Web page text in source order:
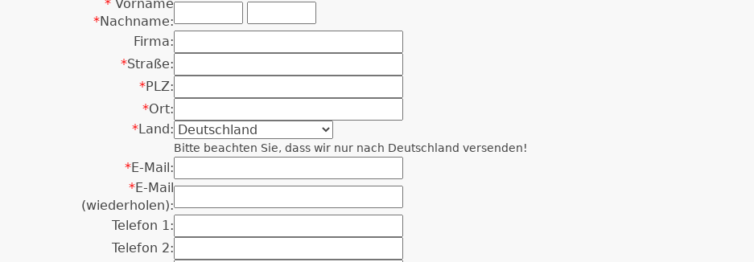
*Vorname
*Nachname:
Firma:
*Straße:
*PLZ:
*Ort:
*Land:
Bitte beachten Sie, dass wir nur nach Deutschland versenden!
*E-Mail:
*E-Mail
(wiederholen):
Telefon 1:
Telefon 2: